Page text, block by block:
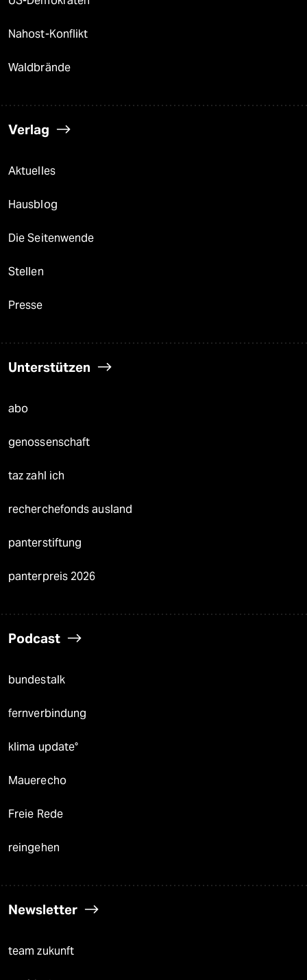
Nahost-Konflikt
Waldbrände
Verlag
Aktuelles
Hausblog
Die Seitenwende
Stellen
Presse
Unterstützen
abo
genossenschaft
taz zahl ich
recherchefonds ausland
panterstiftung
panterpreis 2026
Podcast
bundestalk
fernverbindung
klima update°
Mauerecho
Freie Rede
reingehen
Newsletter
team zukunft